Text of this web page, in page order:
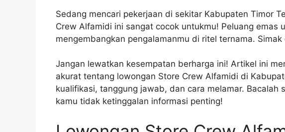
Sedang mencari pekerjaan di sekitar Kabupaten Timor
Crew Alfamidi ini sangat cocok untukmu! Peluang emas
mengembangkan pengalamanmu di ritel ternama.
Jangan lewatkan kesempatan berharga ini! Artikel ini
akurat tentang lowongan Store Crew Alfamidi di
kualifikasi, tanggung jawab, dan cara melamar. Bacalah
kamu tidak ketinggalan informasi penting!